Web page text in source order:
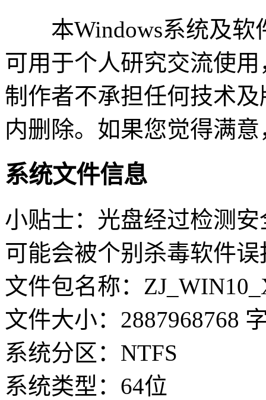
本Windows系统及软
可用于个人研究交流使
制作者不承担任何技术
内删除。如果您觉得满
系统文件信息
小贴士：光盘经过检测
可能会被个别杀毒软件
文件包名称：
文件大小：2887968768
系统分区：NTFS
系统类型：64位